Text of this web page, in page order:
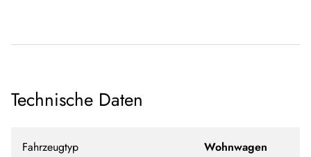
Technische Daten
Fahrzeugtyp Wohnwagen